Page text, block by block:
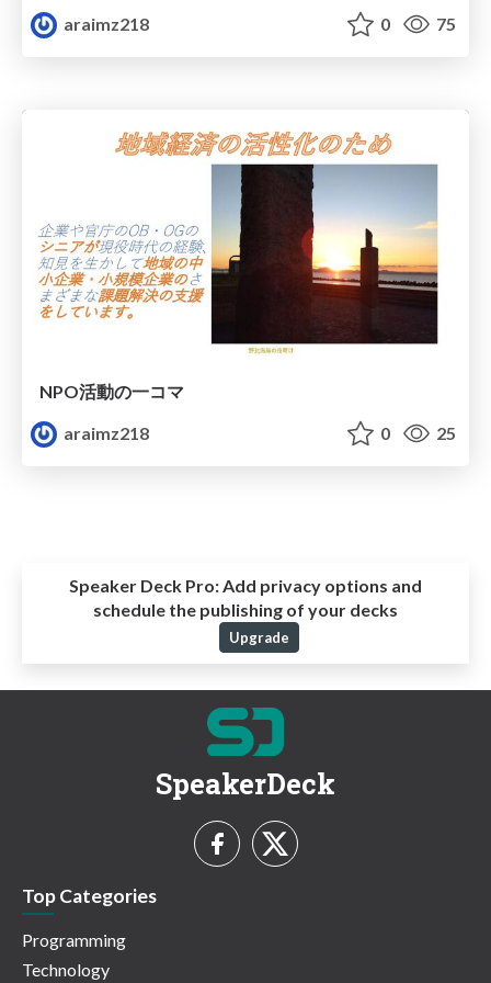
araimz218 0 75
NPO活動の一コマ
araimz218
0 25
Speaker Deck Pro:Add privacy options and
schedule the publishing of your decks
Upgrade
SpeakerDeck
Top Categories
Programming
Technology